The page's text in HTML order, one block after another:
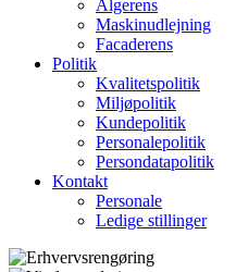
Algerens
Maskinudlejning
Facaderens
Politik
Kvalitetspolitik
Miljøpolitik
Kundepolitik
Personalepolitik
Persondatapolitik
Kontakt
Personale
Ledige stillinger